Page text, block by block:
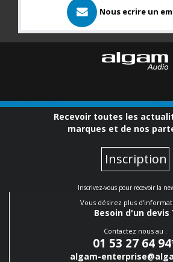
Nous ecrire un
Recevoir toutes les
marques et de nos
Inscription
Inscrivez-vous pour recevoir la
Vous désirez plus
Besoin d'un devis
Contactez nous au :
01 53 27 64 94
algam-